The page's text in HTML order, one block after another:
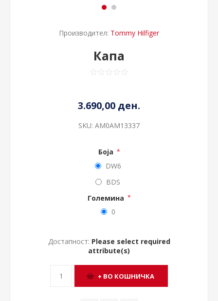
Производител: Tommy Hilfiger
Капа
3.690,00 ден.
SKU: AM0AM13337
Боја *
DW6
BDS
Големина *
0
Достапност: Please select required
attribute(s)